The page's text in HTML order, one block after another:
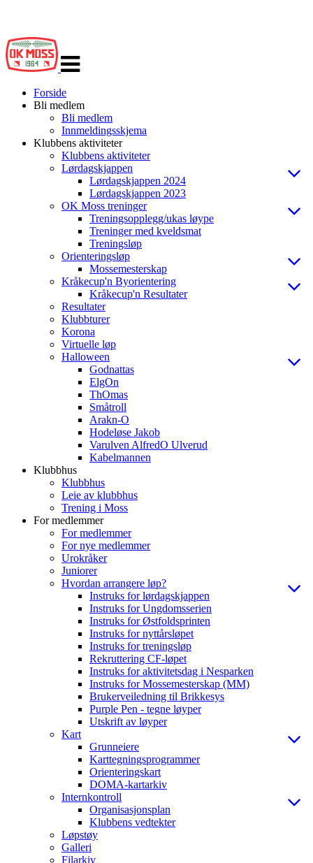
navigasjon
Forside
Bli medlem
Bli medlem
Innmeldingsskjema
Klubbens aktiviteter
Klubbens aktiviteter
Lørdagskjappen
Lørdagskjappen 2024
Lørdagskjappen 2023
OK Moss treninger
Treningsopplegg/ukas løype
Treninger med kveldsmat
Treningsløp
Orienteringsløp
Mossemesterskap
Kråkecup'n Byorientering
Kråkecup'n Resultater
Resultater
Klubbturer
Korona
Virtuelle løp
Halloween
Godnattas
ElgOn
ThOmas
Småtroll
Arakn-O
Hodeløse Jakob
Varulven AlfredO Ulverud
Kabelmannen
Klubbhus
Klubbhus
Leie av klubbhus
Trening i Moss
For medlemmer
For medlemmer
For nye medlemmer
Urokråker
Juniorer
Hvordan arrangere løp?
Instruks for lørdagskjappen
Instruks for Ungdomsserien
Instruks for Østfoldsprinten
Instruks for nyttårsløpet
Instruks for treningsløp
Rekruttering CF-løpet
Instruks for aktivitetsdag i Nesparken
Instruks for Mossemesterskap (MM)
Brukerveiledning til Brikkesys
Purple Pen - tegne løyper
Utskrift av løyper
Kart
Grunneiere
Karttegningsprogrammer
Orienteringskart
DOMA-kartarkiv
Internkontroll
Organisasjonsplan
Klubbens vedtekter
Løpstøy
Galleri
Filarkiv